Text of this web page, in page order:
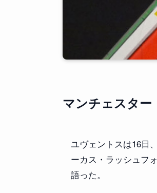
マンチェスタ
ユヴェントスは16日
ーカス・ラッシュフ
語った。